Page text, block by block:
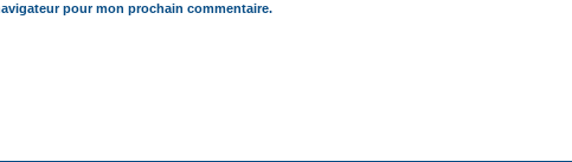
pour mon prochain commentaire.